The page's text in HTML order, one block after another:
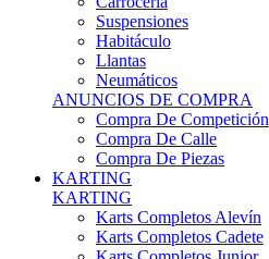
Suspensiones
Habitáculo
Llantas
Neumáticos
ANUNCIOS DE COMPRA
Compra De Competición
Compra De Calle
Compra De Piezas
KARTING
KARTING
Karts Completos Alevín
Karts Completos Cadete